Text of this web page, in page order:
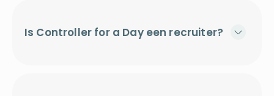
Is Controller for a Day een recruiter?